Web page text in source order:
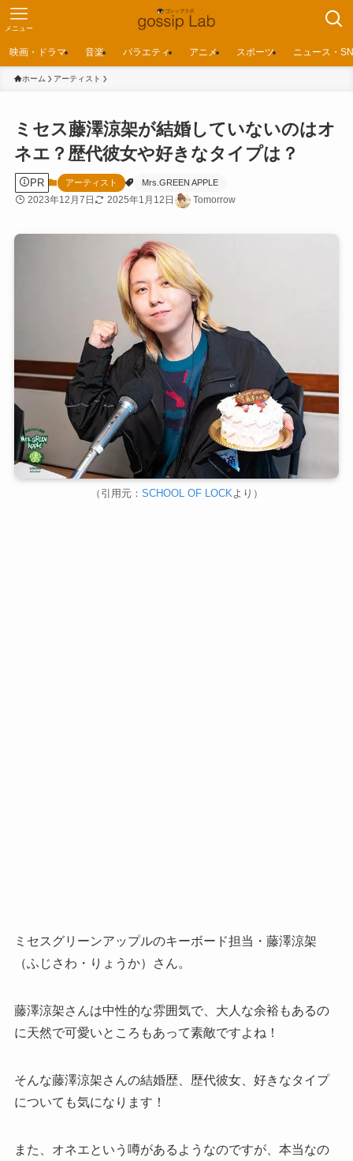
メニュー
映画・ドラマ 音楽 バラエティ アニメ スポーツ ニュース・
ホーム アーティスト
ミセス藤澤涼架が結婚していないのはオ
ネエ？歴代彼女や好きなタイプは？
PR アーティスト Mrs.GREEN APPLE
2023年12月7日 2025年1月12日 Tomorrow
（引用元： SCHOOL OF LOCK より）
ミセスグリーンアップルのキーボード担当・藤澤涼架
（ふじさわ・りょうか）さん。
藤澤涼架さんは中性的な雰囲気で、大人な余裕もあるの
に天然で可愛いところもあって素敵ですよね！
そんな藤澤涼架さんの結婚歴、歴代彼女、好きなタイプ
についても気になります！
また、オネエという噂があるようなのですが、本当なの